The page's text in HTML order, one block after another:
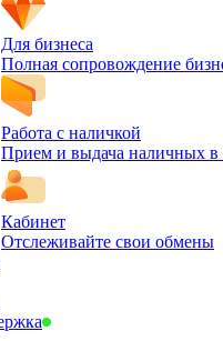
Для бизнеса
Полная сопровождение
Работа с наличкой
Прием и выдача наличных в
Кабинет
Отслеживайте свои обмены